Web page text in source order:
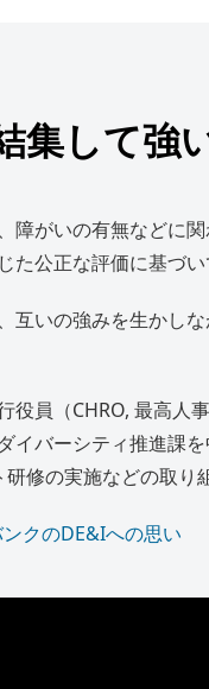
集して強
がいの有無などに
公正な評価に基づい
いの強みを生かし
員（CHRO, 最高人
イバーシティ推進課
修の実施などの取り
クのDE&Iへの思い